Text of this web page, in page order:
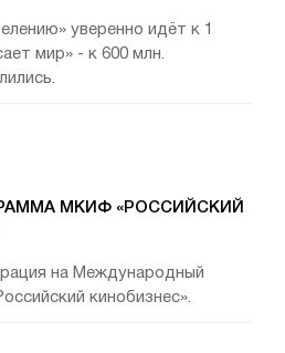
уверенно идёт к 1
мир» - к 600 млн.
МКИФ «РОССИЙСКИЙ
на Международный
кинобизнес».